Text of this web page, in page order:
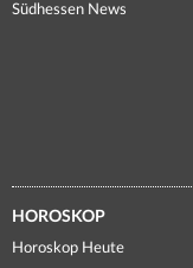
Südhessen News
HOROSKOP
Horoskop Heute